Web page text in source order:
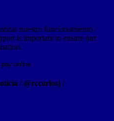
nuestro funcionamiento /
is important to ensure our
/ @rccarlosj /